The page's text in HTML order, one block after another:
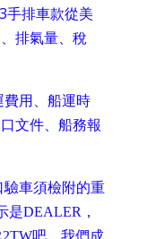
手排車款從美
排氣量、稅
費用、船運時
文件、船務報
車須檢附的重
是DEALER，